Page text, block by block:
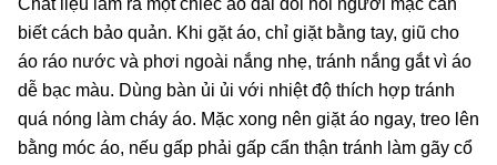
biết cách bảo quản. Khi gặt áo, chỉ giặt bằng tay, giũ cho
áo ráo nước và phơi ngoài nắng nhẹ, tránh nắng gắt vì áo
dễ bạc màu. Dùng bàn ủi ủi với nhiệt độ thích hợp tránh
quá nóng làm cháy áo. Mặc xong nên giặt áo ngay, treo lên
bằng móc áo, nếu gấp phải gấp cẩn thận tránh làm gãy cổ